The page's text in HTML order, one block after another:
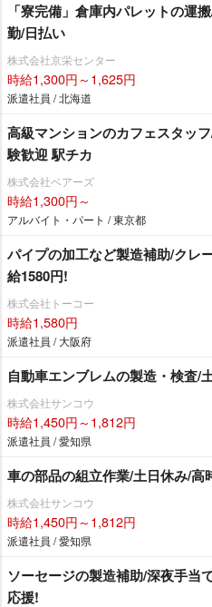
「寮完備」倉庫内パレットの運
勤/日払い
株式会社京栄センター
時給1,300円～1,625円
派遣社員 / 北海道
高級マンションのカフェスタッ
験歓迎 駅チカ
株式会社ベアーズ
時給1,300円～
アルバイト・パート / 東京都
パイプの加工など製造補助/クレ
給1580円!
株式会社トーコー
時給1,580円
派遣社員 / 大阪府
自動車エンブレムの製造・検査/
株式会社サンコウ
時給1,450円～1,812円
派遣社員 / 愛知県
車の部品の組立作業/土日休み/高
株式会社サンコウ
時給1,450円～1,812円
派遣社員 / 愛知県
ソーセージの製造補助/深夜手当
応援!